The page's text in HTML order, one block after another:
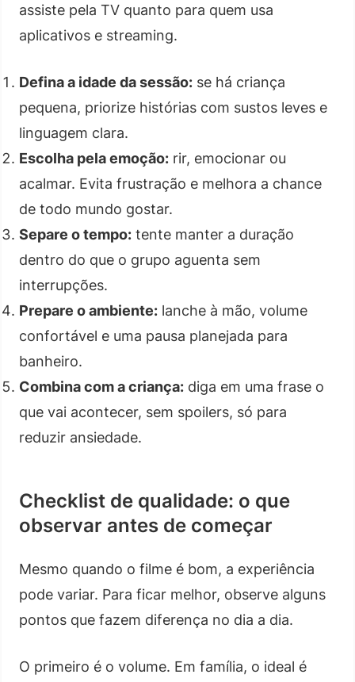
assiste pela TV quanto para quem usa
aplicativos e streaming.
Defina a idade da sessão: se há criança
pequena, priorize histórias com sustos leves e
linguagem clara.
Escolha pela emoção: rir, emocionar ou
acalmar. Evita frustração e melhora a chance
de todo mundo gostar.
Separe o tempo: tente manter a duração
dentro do que o grupo aguenta sem
interrupções.
Prepare o ambiente: lanche à mão, volume
confortável e uma pausa planejada para
banheiro.
Combina com a criança: diga em uma frase o
que vai acontecer, sem spoilers, só para
reduzir ansiedade.
Checklist de qualidade: o que
observar antes de começar
Mesmo quando o filme é bom, a experiência
pode variar. Para ficar melhor, observe alguns
pontos que fazem diferença no dia a dia.
O primeiro é o volume. Em família, o ideal é